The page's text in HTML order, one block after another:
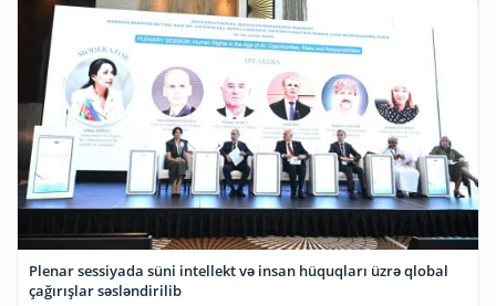
Plenar sessiyada süni intellekt və insan hüquqları üzrə qlobal
çağırışlar səsləndirilib